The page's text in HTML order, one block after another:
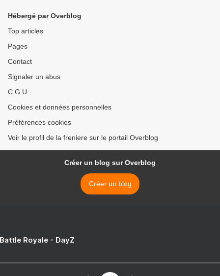
Hébergé par Overblog
Top articles
Pages
Contact
Signaler un abus
C.G.U.
Cookies et données personnelles
Préférences cookies
Voir le profil de la freniere sur le portail Overblog
Créer un blog sur Overblog
Créer un blog
Royale - DayZ